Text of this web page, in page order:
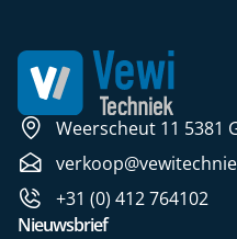
Weerscheut 11 5381
+31 (0) 412 764102
Nieuwsbrief